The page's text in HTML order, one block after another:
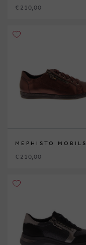
€ 210,00
MEPHISTO MOBILS
€ 210,00